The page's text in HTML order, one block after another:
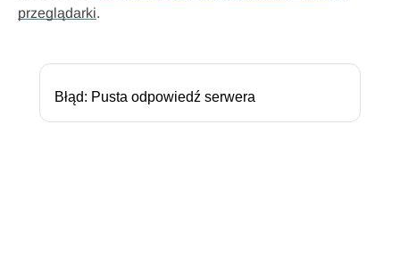
przeglądarki.